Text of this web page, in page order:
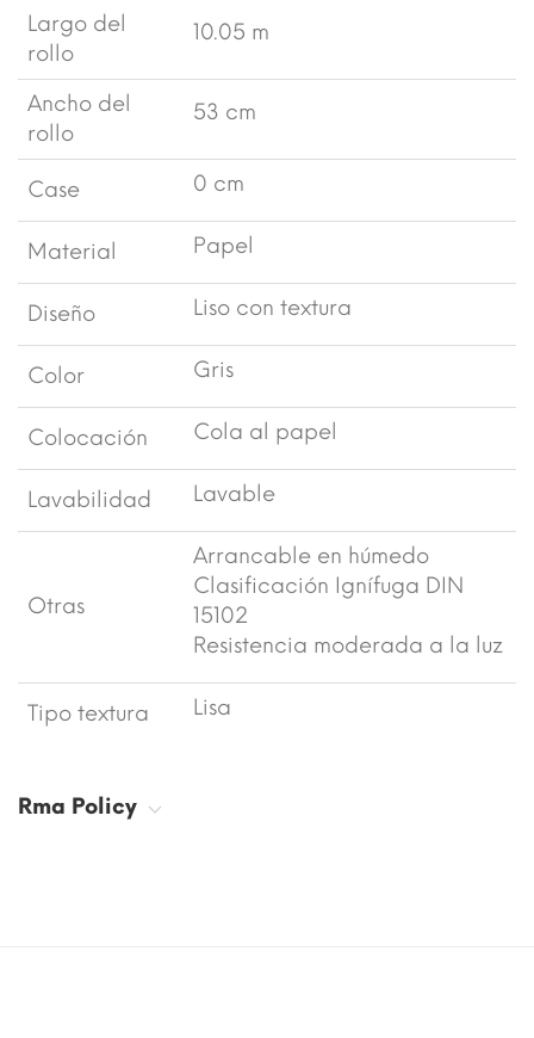
Largo del
rollo
10.05 m
Ancho del
rollo
53 cm
Case 0 cm
Material Papel
Diseño Liso con textura
Color Gris
Colocación Cola al papel
Lavabilidad Lavable
Otras
Arrancable en húmedo
Clasificación Ignífuga DIN
15102
Resistencia moderada a la luz
Tipo textura Lisa
Rma Policy